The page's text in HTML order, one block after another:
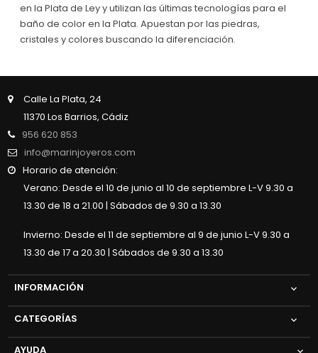
en la Plata de Ley y utilizan las últimas tecnologías para el
baño de color en la Plata. Apuestan por las piedras,
cristales y colores buscando la diferenciación.
Calle La Plata, 24
11370 Los Barrios, Cádiz
956 620 853
info@marinjoyeros.com
Horario de atención:
Verano: Desde el 10 de junio al 10 de septiembre L-V 9.30 a
13.30 de 18 a 21.00 | Sábados de 9.30 a 13.30
Invierno: Desde el 11 de septiembre al 9 de junio L-V 9.30 a
13.30 de 17 a 20.30 | Sábados de 9.30 a 13.30
INFORMACIÓN 
CATEGORÍAS 
AYUDA